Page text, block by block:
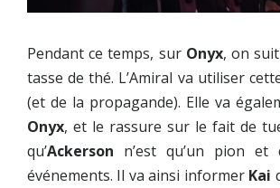
Pendant ce temps, sur Onyx, on suit
tasse de thé. L’Amiral va utiliser
(et de la propagande). Elle va
Onyx, et le rassure sur le fait de
qu’Ackerson n’est qu’un pion et
événements. Il va ainsi informer Kai